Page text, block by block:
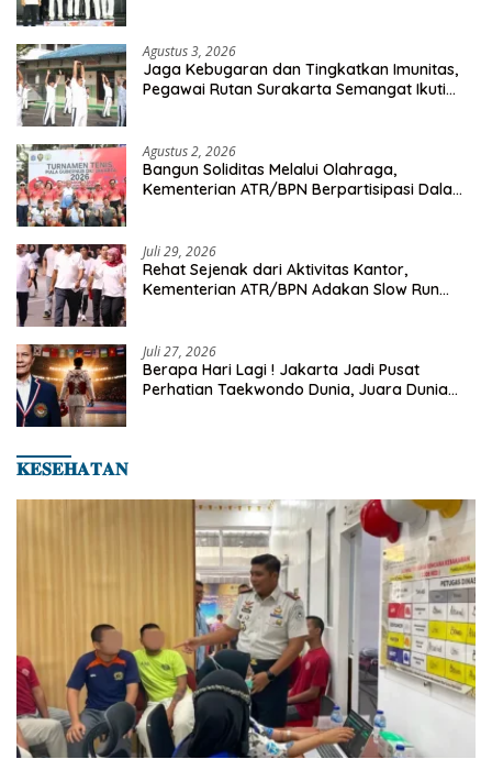
Agustus 3, 2026
Jaga Kebugaran dan Tingkatkan Imunitas,
Pegawai Rutan Surakarta Semangat Ikuti
Agustus 2, 2026
Bangun Soliditas Melalui Olahraga,
Kementerian ATR/BPN Berpartisipasi Dalam
Juli 29, 2026
Rehat Sejenak dari Aktivitas Kantor,
Kementerian ATR/BPN Adakan Slow Run
Juli 27, 2026
Berapa Hari Lagi ! Jakarta Jadi Pusat
Perhatian Taekwondo Dunia, Juara Dunia
𝐊𝐄𝐒𝐄𝐇𝐀𝐓𝐀𝐍